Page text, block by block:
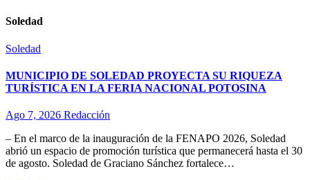
Soledad
Soledad
MUNICIPIO DE SOLEDAD PROYECTA SU RIQUEZA
TURÍSTICA EN LA FERIA NACIONAL POTOSINA
Ago 7, 2026 Redacción
– En el marco de la inauguración de la FENAPO 2026, Soledad
abrió un espacio de promoción turística que permanecerá hasta el 30
de agosto. Soledad de Graciano Sánchez fortalece…